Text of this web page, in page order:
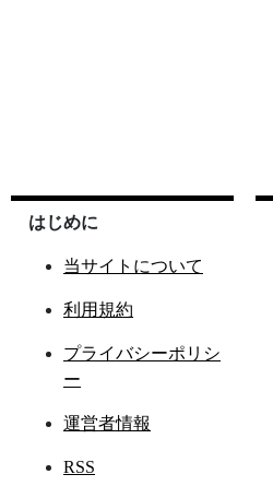
はじめに
当サイトについて
利用規約
プライバシーポリシ
ー
運営者情報
RSS